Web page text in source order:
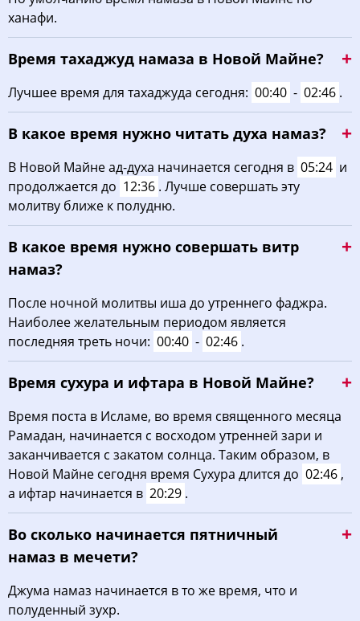
22, Сб
23, Вс 03:25 05:32 12:44 16:37 19:54 21:50
24, Пн 03:28 05:34 12:43 16:36 19:51 21:47
25, Вт 03:31 05:36 12:43 16:34 19:49 21:44
26, Ср 03:34 05:38 12:43 16:33 19:47 21:40
27, Чт 03:37 05:40 12:42
28, Пт 03:40 05:41 12:42 16:30 19:42 21:34
30, Вс 03:45 05:45 12:42 16:27 19:37
03:48 12:41 16:26
ханафи.
Время тахаджуд намаза в Новой Майне?
Лучшее время для тахаджуда сегодня: 00:40 - 02:46 .
В какое время нужно читать духа намаз?
В Новой Майне ад-духа начинается сегодня в 05:24 и
продолжается до 12:36 . Лучше совершать эту
молитву ближе к полудню.
В какое время нужно совершать витр
намаз?
После ночной молитвы иша до утреннего фаджра.
Наиболее желательным периодом является
последняя треть ночи: 00:40 - 02:46 .
Время сухура и ифтара в Новой Майне?
Время поста в Исламе, во время священного месяца
Рамадан, начинается с восходом утренней зари и
заканчивается с закатом солнца. Таким образом, в
Новой Майне сегодня время Сухура длится до 02:46 ,
а ифтар начинается в 20:29 .
Во сколько начинается пятничный
намаз в мечети?
Джума намаз начинается в то же время, что и
полуденный зухр.